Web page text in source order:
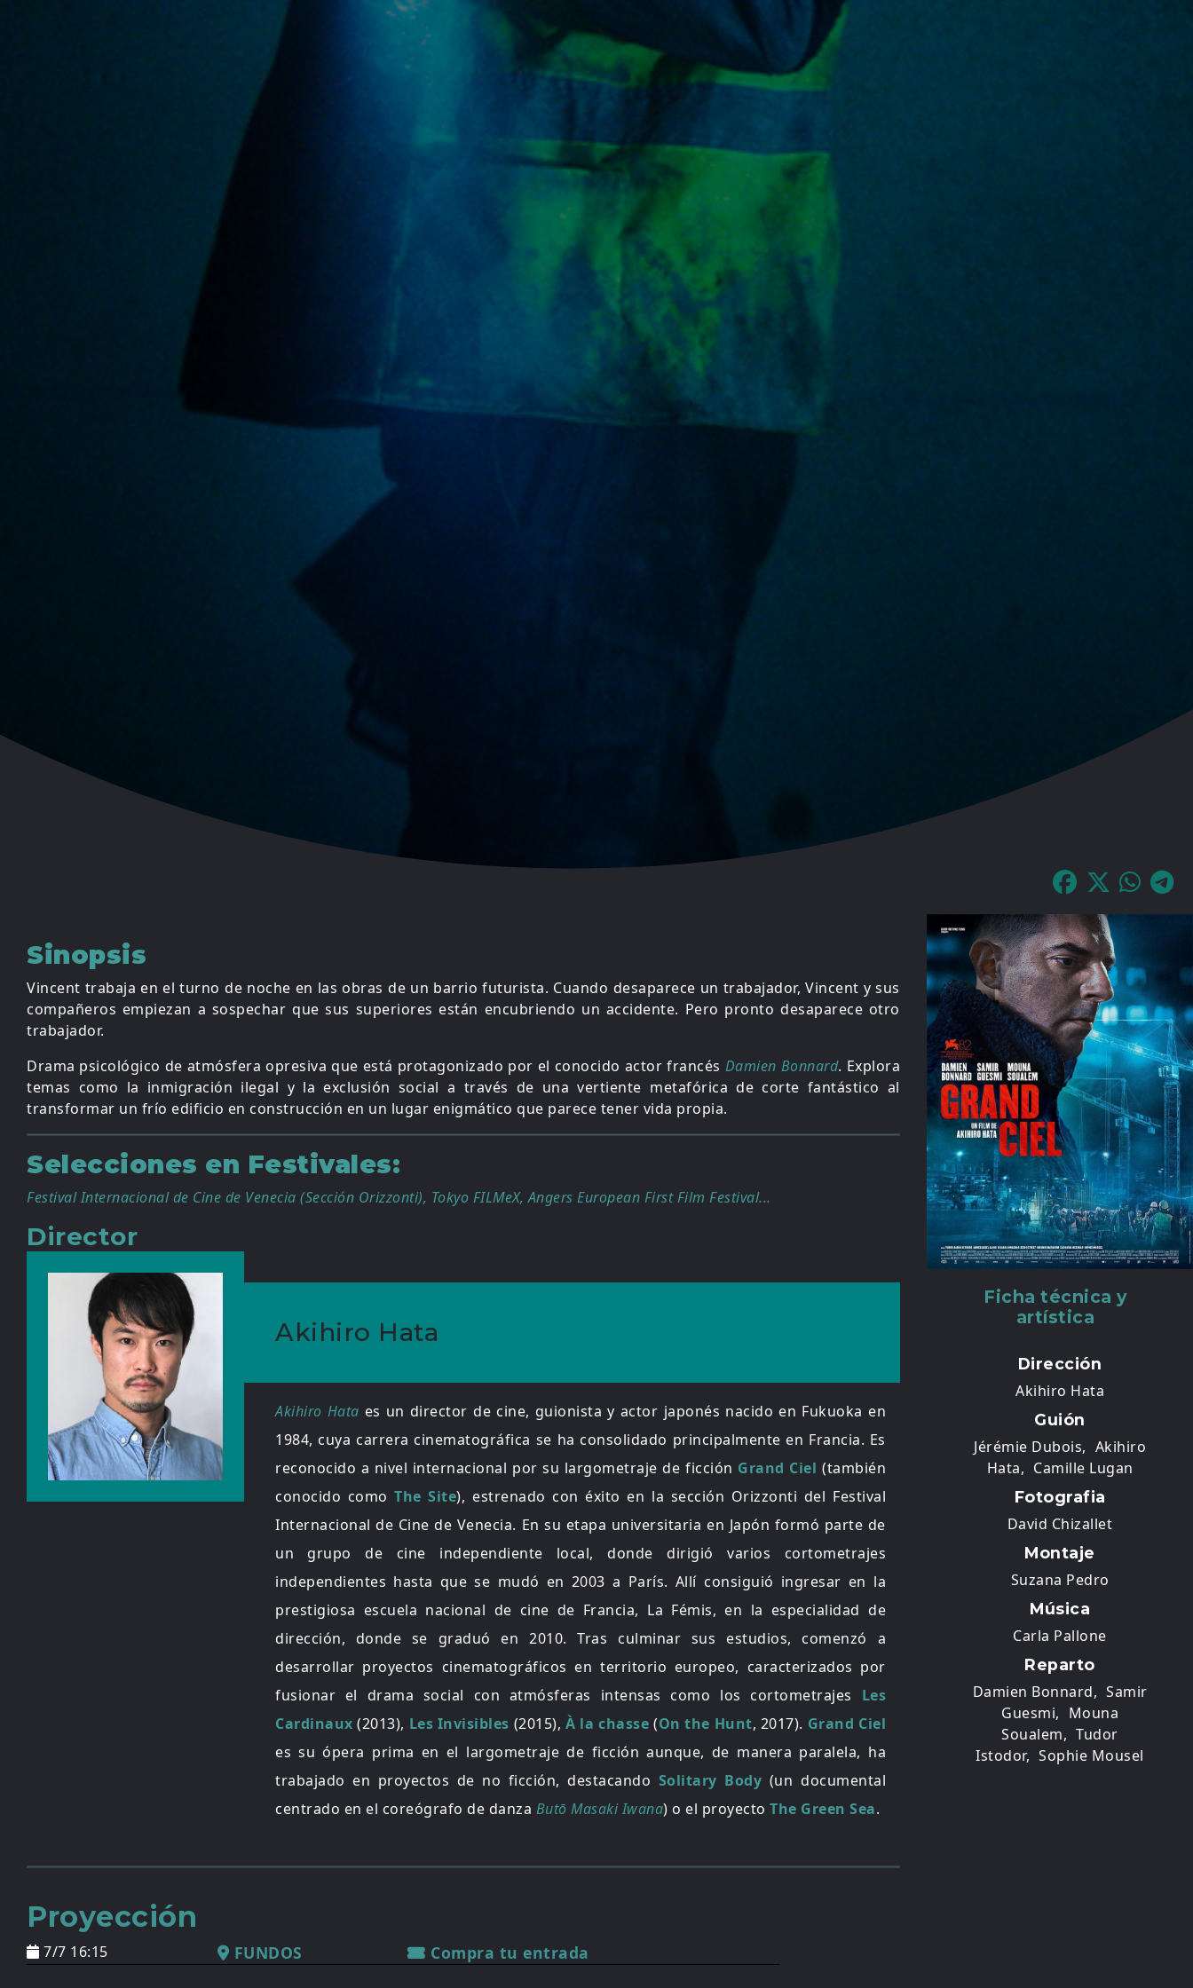
Sinopsis
Vincent trabaja en el turno de noche en las obras de un barrio futurista. Cuando desaparece un trabajador, Vincent y sus
compañeros empiezan a sospechar que sus superiores están encubriendo un accidente. Pero pronto desaparece otro
trabajador.
Drama psicológico de atmósfera opresiva que está protagonizado por el conocido actor francés Damien Bonnard. Explora
temas como la inmigración ilegal y la exclusión social a través de una vertiente metafórica de corte fantástico al
transformar un frío edificio en construcción en un lugar enigmático que parece tener vida propia.
Selecciones en Festivales:
Festival Internacional de Cine de Venecia (Sección Orizzonti), Tokyo FILMeX, Angers European First Film Festival...
Director
Akihiro Hata
Akihiro Hata es un director de cine, guionista y actor japonés nacido en Fukuoka en
1984, cuya carrera cinematográfica se ha consolidado principalmente en Francia. Es
reconocido a nivel internacional por su largometraje de ficción Grand Ciel (también
conocido como The Site), estrenado con éxito en la sección Orizzonti del Festival
Internacional de Cine de Venecia. En su etapa universitaria en Japón formó parte de
un grupo de cine independiente local, donde dirigió varios cortometrajes
independientes hasta que se mudó en 2003 a París. Allí consiguió ingresar en la
prestigiosa escuela nacional de cine de Francia, La Fémis, en la especialidad de
dirección, donde se graduó en 2010. Tras culminar sus estudios, comenzó a
desarrollar proyectos cinematográficos en territorio europeo, caracterizados por
fusionar el drama social con atmósferas intensas como los cortometrajes Les
Cardinaux (2013), Les Invisibles (2015),À la chasse (On the Hunt, 2017). Grand Ciel
es su ópera prima en el largometraje de ficción aunque, de manera paralela, ha
trabajado en proyectos de no ficción, destacando Solitary Body (un documental
centrado en el coreógrafo de danza Butō Masaki Iwana) o el proyecto The Green Sea.
Proyección
7/7 16:15 FUNDOS Compra tu entrada
Ficha técnica y
artística
Dirección
Akihiro Hata
Guión
Jérémie Dubois, Akihiro
Hata, Camille Lugan
Fotografia
David Chizallet
Montaje
Suzana Pedro
Música
Carla Pallone
Reparto
Damien Bonnard, Samir
Guesmi, Mouna
Soualem, Tudor
Istodor, Sophie Mousel